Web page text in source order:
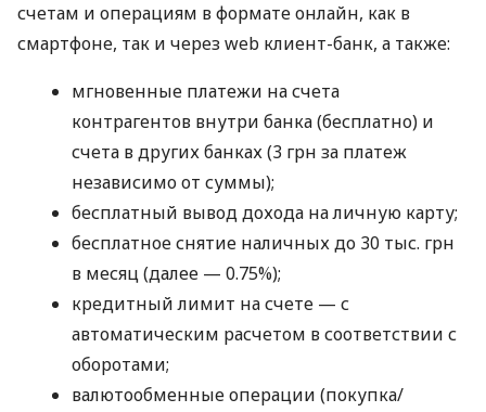
счетам и операциям в формате онлайн, как в
смартфоне, так и через web клиент-банк, а также:
мгновенные платежи на счета
контрагентов внутри банка (бесплатно) и
счета в других банках (3 грн за платеж
независимо от суммы);
бесплатный вывод дохода на личную карту;
бесплатное снятие наличных до 30 тыс. грн
в месяц (далее — 0.75%);
кредитный лимит на счете — с
автоматическим расчетом в соответствии с
оборотами;
валютообменные операции (покупка/